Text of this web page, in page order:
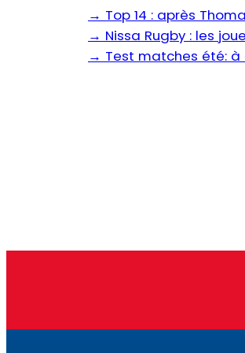
→ Top 14 : après
→ Nissa Rugby : les
→ Test matches été: à